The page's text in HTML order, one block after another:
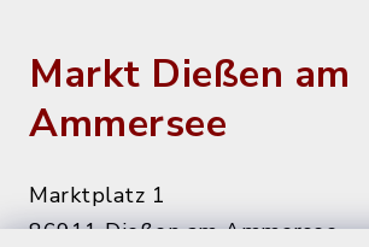
Markt Dießen am
Ammersee
Marktplatz 1
86911 Dießen am Ammersee